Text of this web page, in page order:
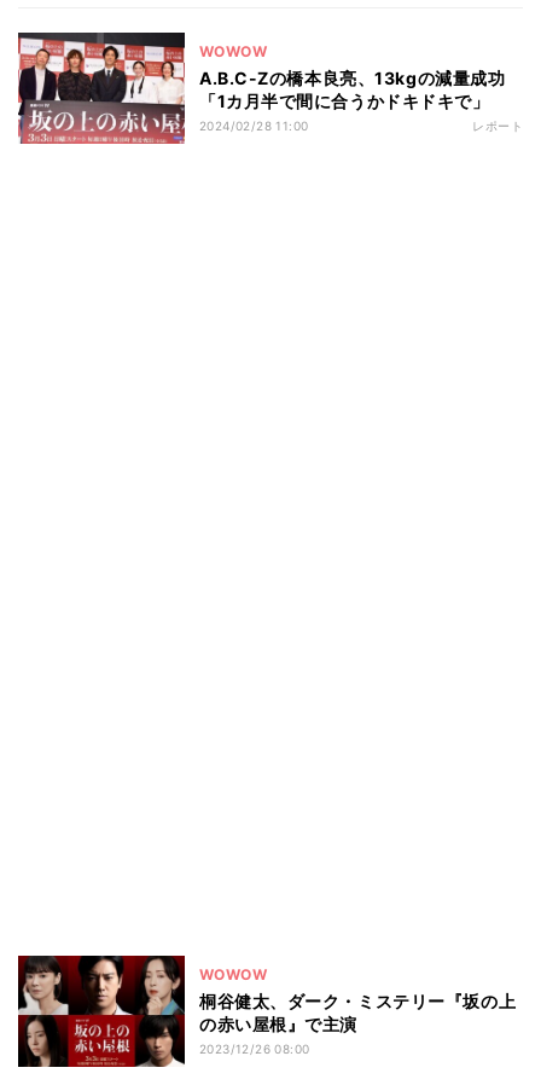
WOWOW
A.B.C-Zの橋本良亮、13kgの減量成功
「1カ月半で間に合うかドキドキで」
2024/02/28 11:00 レポート
WOWOW
桐谷健太、ダーク・ミステリー『坂の上
の赤い屋根』で主演
2023/12/26 08:00